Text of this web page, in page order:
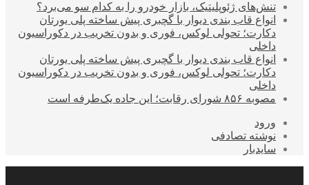
تنش‌های ژئوپلیتیک، بازار خودرو را به کدام سو می‌برد؟
انواع قاب بندی دیوار با گچبری پیش ساخته پلی یورتان
دکارت؛ تحولی لوکس، فوری و بدون تخریب در دکوراسیون
داخلی
انواع قاب بندی دیوار با گچبری پیش ساخته پلی یورتان
دکارت؛ تحولی لوکس، فوری و بدون تخریب در دکوراسیون
داخلی
مصوبه ۸۵۶ شورای رقابت؛ این جاده یک‌طرفه است
ورود
نوشته تصادفی
سایدبار